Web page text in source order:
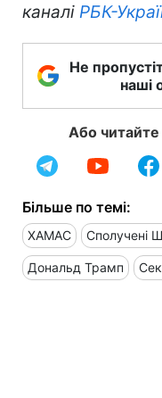
каналі РБК-
Не
наші
Або читайте
Більше по темі:
ХАМАС Сполучені
Дональд Трамп